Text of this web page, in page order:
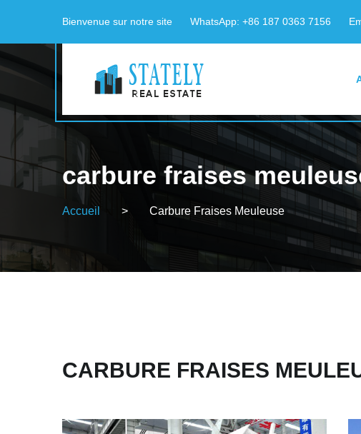
Bienvenue sur notre site WhatsApp: +86 187 0363 7156
carbure fraises
Accueil > Carbure Fraises Meuleuse
CARBURE FRAISES